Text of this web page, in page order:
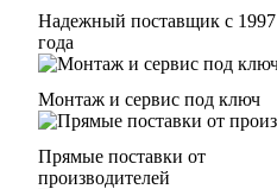
Надежный поставщик с 1997
года
Монтаж и сервис под ключ
Прямые поставки от
производителей